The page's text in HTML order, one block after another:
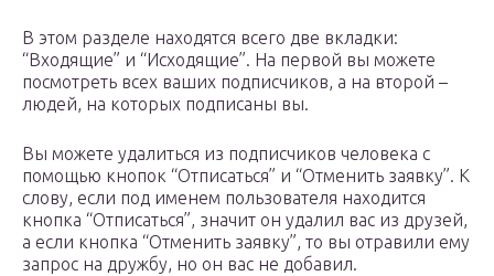
В этом разделе находятся всего две вкладки:
“Входящие” и “Исходящие”. На первой вы можете
посмотреть всех ваших подписчиков, а на второй –
людей, на которых подписаны вы.
Вы можете удалиться из подписчиков человека с
помощью кнопок “Отписаться” и “Отменить заявку”. К
слову, если под именем пользователя находится
кнопка “Отписаться”, значит он удалил вас из друзей,
а если кнопка “Отменить заявку”, то вы отравили ему
запрос на дружбу, но он вас не добавил.